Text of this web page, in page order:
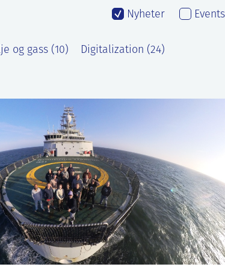
Nyheter Events
og gass (10) Digitalization (24)